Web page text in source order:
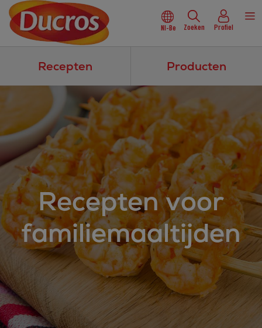
Nl-Be Zoeken Profiel
Recepten Producten
Recepten voor
familiemaaltijden